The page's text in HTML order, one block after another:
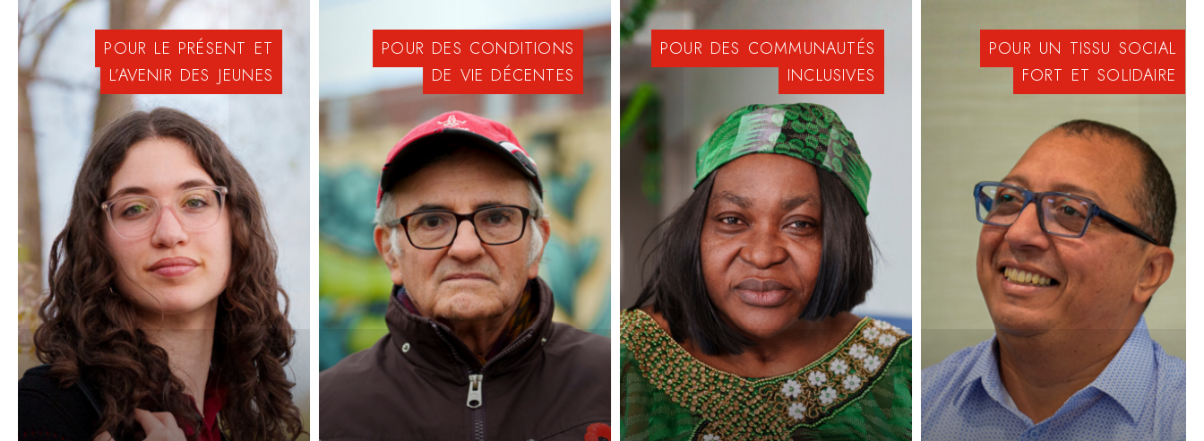
POUR LE PRÉSENT ET
L’AVENIR DES JEUNES
POUR DES CONDITIONS
DE VIE DÉCENTES
POUR DES COMMUNAUTÉS
INCLUSIVES
POUR UN TISSU SOCIAL
FORT ET SOLIDAIRE